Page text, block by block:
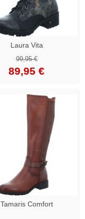
Laura Vita
99,95 €
89,95 €
Tamaris Comfort